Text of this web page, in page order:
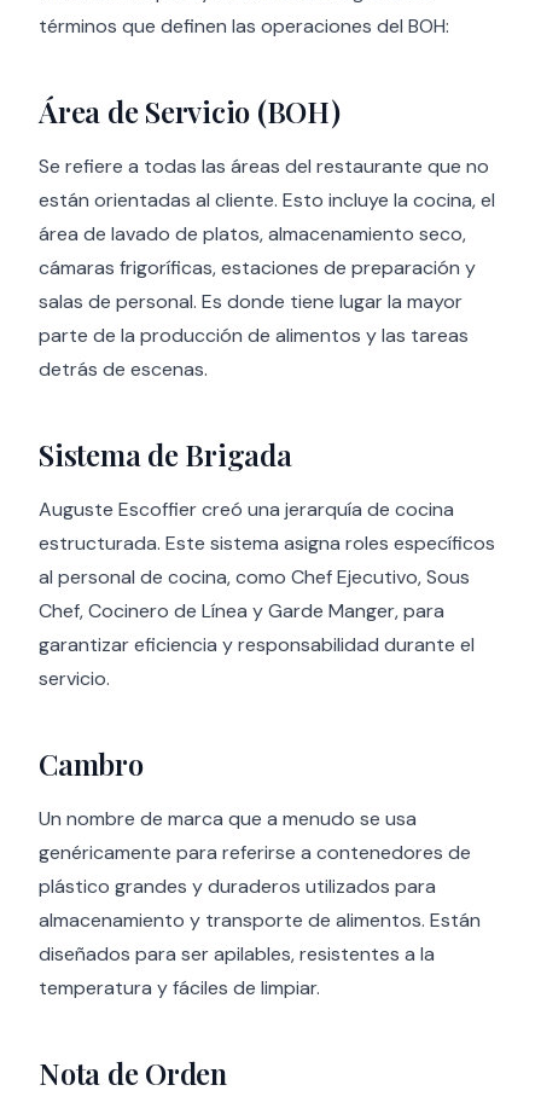
términos que definen las operaciones del BOH:
Área de Servicio (BOH)
Se refiere a todas las áreas del restaurante que no
están orientadas al cliente. Esto incluye la cocina, el
área de lavado de platos, almacenamiento seco,
cámaras frigoríficas, estaciones de preparación y
salas de personal. Es donde tiene lugar la mayor
parte de la producción de alimentos y las tareas
detrás de escenas.
Sistema de Brigada
Auguste Escoffier creó una jerarquía de cocina
estructurada. Este sistema asigna roles específicos
al personal de cocina, como Chef Ejecutivo, Sous
Chef, Cocinero de Línea y Garde Manger, para
garantizar eficiencia y responsabilidad durante el
servicio.
Cambro
Un nombre de marca que a menudo se usa
genéricamente para referirse a contenedores de
plástico grandes y duraderos utilizados para
almacenamiento y transporte de alimentos. Están
diseñados para ser apilables, resistentes a la
temperatura y fáciles de limpiar.
Nota de Orden